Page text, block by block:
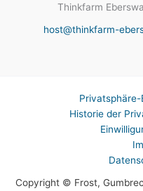
Thinkfarm
host@thinkfarm-
Privatsphäre-
Historie der
Copyright © Frost,